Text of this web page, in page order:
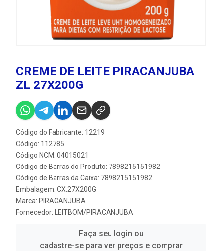
CREME DE LEITE PIRACANJUBA
ZL 27X200G
Código do Fabricante: 12219
Código: 112785
Código NCM: 04015021
Código de Barras do Produto: 7898215151982
Código de Barras da Caixa: 7898215151982
Embalagem: CX.27X200G
Marca: PIRACANJUBA
Fornecedor:
LEITBOM/PIRACANJUBA
Faça seu login ou
cadastre-se para ver preços e comprar